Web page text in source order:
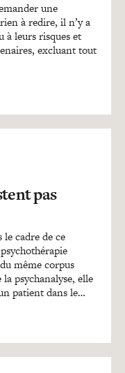
une
à redire, il n’y a
à leurs risques et
excluant tout
pas
cadre de ce
même corpus
psychanalyse, elle
patient dans le…